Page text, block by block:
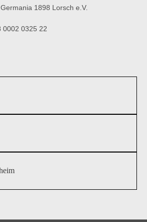
1898 Lorsch e.V.
0002 0325 22